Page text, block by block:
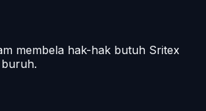
membela hak-hak butuh Sritex